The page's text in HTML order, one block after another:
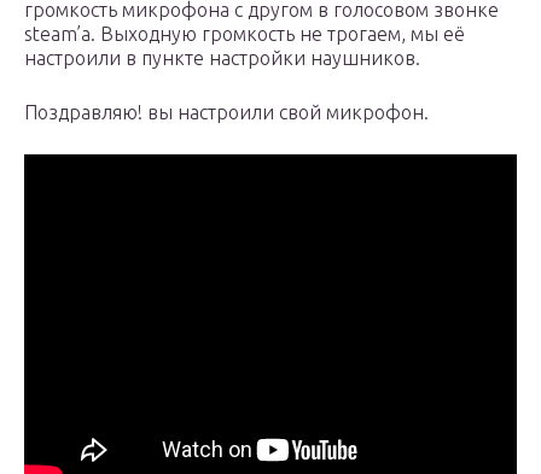
громкость микрофона с другом в голосовом звонке
steam’а. Выходную громкость не трогаем, мы её
настроили в пункте настройки наушников.
Поздравляю! вы настроили свой микрофон.